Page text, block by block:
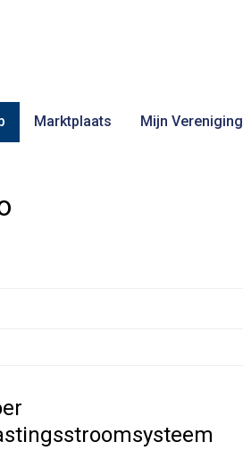
Marktplaats Mijn Vereniging